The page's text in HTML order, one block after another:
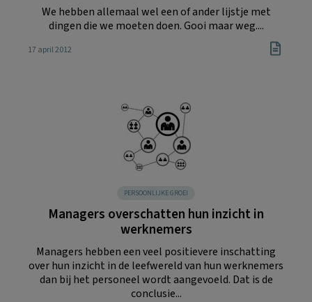
We hebben allemaal wel een of ander lijstje met
dingen die we moeten doen. Gooi maar weg....
17 april 2012
PERSOONLIJKE GROEI
Managers overschatten hun inzicht in
werknemers
Managers hebben een veel positievere inschatting
over hun inzicht in de leefwereld van hun werknemers
dan bij het personeel wordt aangevoeld. Dat is de
conclusie...